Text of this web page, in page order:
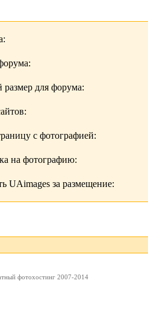
для форума:
с фотографией:
на фотографию:
UAimages за размещение:
фотохостинг 2007-2014